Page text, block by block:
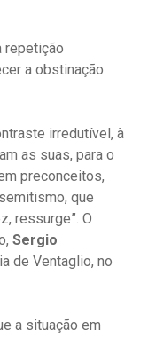
repetição
a obstinação
irredutível, à
as suas, para o
preconceitos,
que
ressurge”. O
Sergio
de Ventaglio, no
a situação em